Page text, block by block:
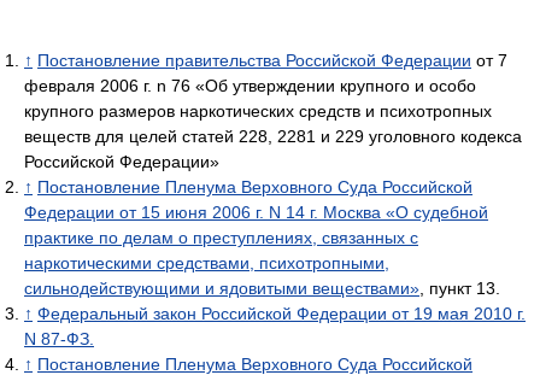
↑ Постановление правительства Российской Федерации от 7
февраля 2006 г. n 76 «Об утверждении крупного и особо
крупного размеров наркотических средств и психотропных
веществ для целей статей 228, 2281 и 229 уголовного кодекса
Российской Федерации»
↑ Постановление Пленума Верховного Суда Российской
Федерации от 15 июня 2006 г. N 14 г. Москва «О судебной
практике по делам о преступлениях, связанных с
наркотическими средствами, психотропными,
сильнодействующими и ядовитыми веществами» , пункт 13.
↑ Федеральный закон Российской Федерации от 19 мая 2010 г.
N 87-ФЗ.
↑ Постановление Пленума Верховного Суда Российской